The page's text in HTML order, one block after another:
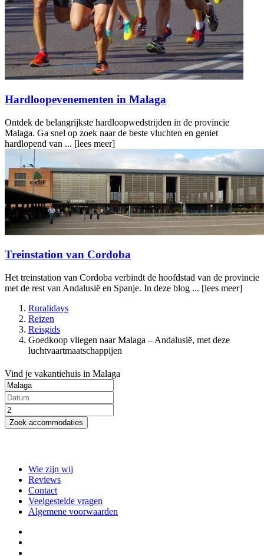
Hardloopevenementen in Malaga
Ontdek de belangrijkste hardloopwedstrijden in de provincie
Malaga. Ga snel op zoek naar de beste vluchten en geniet
hardlopend van ... [lees meer]
Treinstation van Cordoba
Het treinstation van Cordoba verbindt de hoofdstad van de provincie
met de rest van Andalusië en Spanje. In deze blog ... [lees meer]
Ruralidays
Reizen
Reisgids
Goedkoop vliegen naar Malaga – Andalusië, met deze
luchtvaartmaatschappijen
Vind je vakantiehuis in Malaga
Zoek accommodaties
Wie zijn wij
Reviews
Contact
Veelgestelde vragen
Algemene voorwaarden